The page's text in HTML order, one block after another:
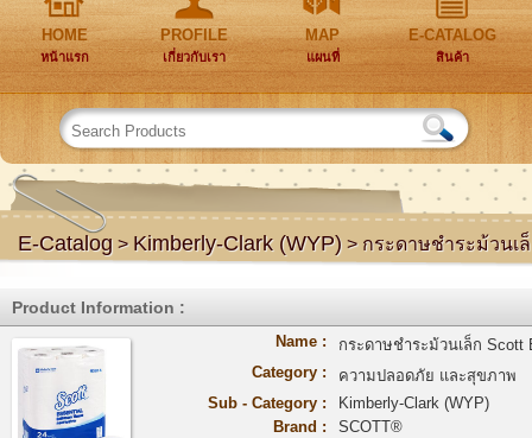
HOME
หน้าแรก
PROFILE
เกี่ยวกับเรา
MAP
แผนที่
E-CATALOG
สินค้า
E-Catalog > Kimberly-Clark (WYP) > กระดาษชำระม้วนเ
Product Information :
Name :
กระดาษชำระม้วนเล็ก Scott
Category :
ความปลอดภัย และสุขภาพ
Sub - Category :
Kimberly-Clark (WYP)
Brand :
SCOTT®